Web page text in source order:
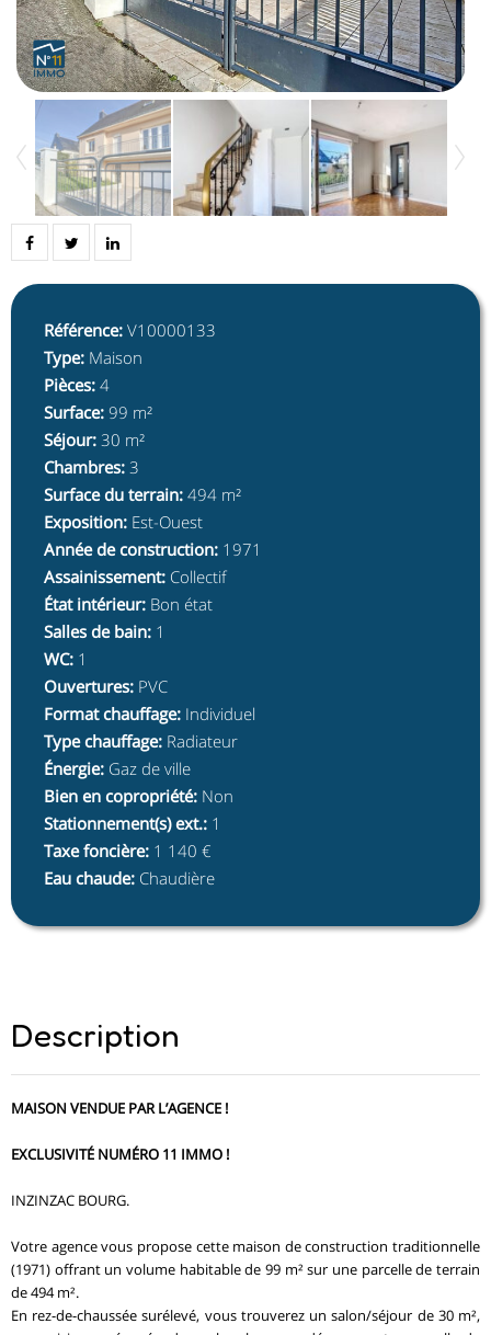
Référence: V10000133
Type: Maison
Pièces: 4
Surface: 99 m²
Séjour: 30 m²
Chambres: 3
Surface du terrain: 494 m²
Exposition: Est-Ouest
Année de construction: 1971
Assainissement: Collectif
État intérieur: Bon état
Salles de bain: 1
WC: 1
Ouvertures: PVC
Format chauffage: Individuel
Type chauffage: Radiateur
Énergie: Gaz de ville
Bien en copropriété: Non
Stationnement(s) ext.: 1
Taxe foncière: 1 140 €
Eau chaude: Chaudière
Description
MAISON VENDUE PAR L’AGENCE !
EXCLUSIVITÉ NUMÉRO 11 IMMO !
INZINZAC BOURG.
Votre agence vous propose cette maison de construction traditionnelle
(1971) offrant un volume habitable de 99 m² sur une parcelle de terrain
de 494 m².
En rez-de-chaussée surélevé, vous trouverez un salon/séjour de 30 m²,